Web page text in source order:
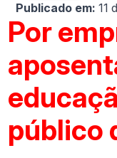
Publicado em: 11
Por
público